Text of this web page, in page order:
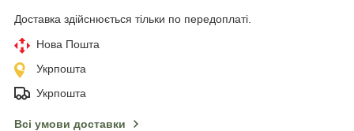
Доставка здійснюється тільки по передоплаті.
Нова Пошта
Укрпошта
Укрпошта
Всі умови доставки